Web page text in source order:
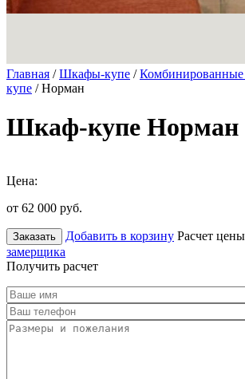
Главная /Шкафы-купе /
купе / Норман
Шкаф-купе Норман
Цена:
от 62 000 руб.
Заказать Добавить в корзину Расчет цены
замерщика
Получить расчет